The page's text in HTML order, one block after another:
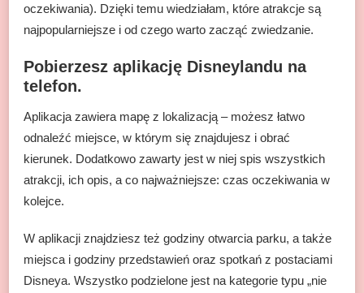
oczekiwania). Dzięki temu wiedziałam, które atrakcje są
najpopularniejsze i od czego warto zacząć zwiedzanie.
Pobierzesz aplikację Disneylandu na
telefon.
Aplikacja zawiera mapę z lokalizacją – możesz łatwo
odnaleźć miejsce, w którym się znajdujesz i obrać
kierunek. Dodatkowo zawarty jest w niej spis wszystkich
atrakcji, ich opis, a co najważniejsze: czas oczekiwania w
kolejce.
W aplikacji znajdziesz też godziny otwarcia parku, a także
miejsca i godziny przedstawień oraz spotkań z postaciami
Disneya. Wszystko podzielone jest na kategorie typu „nie